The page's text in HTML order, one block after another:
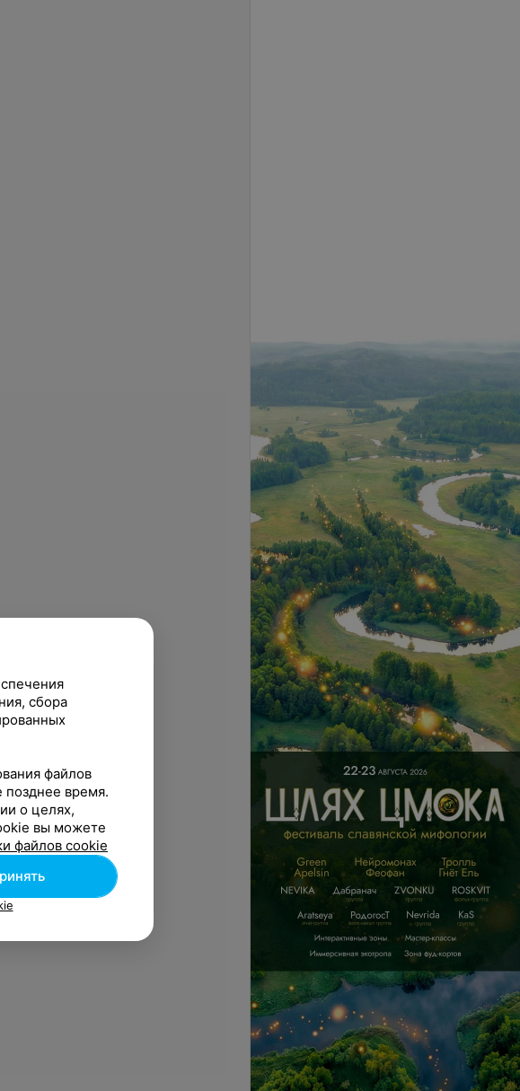
Взятие урологического
материала
3,66 руб.
Консультация уролога,
кандидата медицинских наук
65 руб.
Ректальный осмотр простаты
12 руб.
сбора
файлов
позднее время.
о целях,
вы можете
файлов cookie